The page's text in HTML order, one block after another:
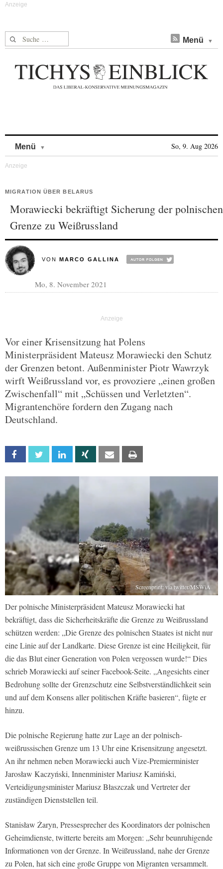
Suche nach: Menü
Menü So, 9. Aug 2026
MIGRATION ÜBER BELARUS
Morawiecki bekräftigt Sicherung der polnischen
Grenze zu Weißrussland
VON MARCO GALLINA
Mo, 8. November 2021
Vor einer Krisensitzung hat Polens
Ministerpräsident Mateusz Morawiecki den Schutz
der Grenzen betont. Außenminister Piotr Wawrzyk
wirft Weißrussland vor, es provoziere „einen großen
Zwischenfall“ mit „Schüssen und Verletzten“.
Migrantenchöre fordern den Zugang nach
Deutschland.
Facebook Twitter Linkedin Xing Email
Screenprint: via twitter/MSWiA
Der polnische Ministerpräsident Mateusz Morawiecki hat
bekräftigt, dass die Sicherheitskräfte die Grenze zu Weißrussland
schützen werden: „Die Grenze des polnischen Staates ist nicht nur
eine Linie auf der Landkarte. Diese Grenze ist eine Heiligkeit, für
die das Blut einer Generation von Polen vergossen wurde!“ Dies
schrieb Morawiecki auf seiner Facebook-Seite. „Angesichts einer
Bedrohung sollte der Grenzschutz eine Selbstverständlichkeit sein
und auf dem Konsens aller politischen Kräfte basieren“, fügte er
hinzu.
Die polnische Regierung hatte zur Lage an der polnisch-
weißrussischen Grenze um 13 Uhr eine Krisensitzung angesetzt.
An ihr nehmen neben Morawiecki auch Vize-Premierminister
Jarosław Kaczyński, Innenminister Mariusz Kamiński,
Verteidigungsminister Mariusz Błaszczak und Vertreter der
zuständigen Dienststellen teil.
Stanisław Żaryn, Pressesprecher des Koordinators der polnischen
Geheimdienste, twitterte bereits am Morgen: „Sehr beunruhigende
Informationen von der Grenze. In Weißrussland, nahe der Grenze
zu Polen, hat sich eine große Gruppe von Migranten versammelt.